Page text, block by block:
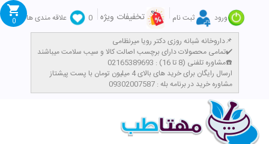
ورود ثبت نام تخفیفات ویژه 0
علاقه مندی ها
داروخانه شبانه روزی دکتر رویا میرنظامی📌
تمامی محصولات دارای برچسب اصالت کالا و سیب سلامت میباشند✔️
مشاوره تلفنی (8 تا 16) : 02165389693☎️
​ارسال رایگان برای خرید های بالای 4 میلیون تومان با پست پیشتاز
مشاوره خرید در برنامه بله : 09302007587
0